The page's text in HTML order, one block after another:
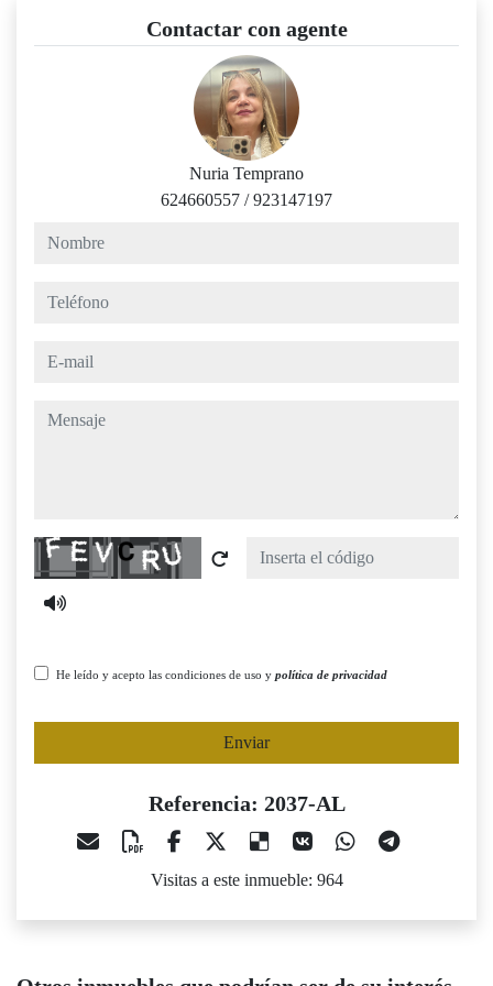
Contactar con agente
Nuria Temprano
624660557 /923147197
nombre
teléfono
e-mail
mensaje
Captcha
He leído y acepto las condiciones de uso y política de privacidad
Enviar
Referencia: 2037-AL
Visitas a este inmueble: 964